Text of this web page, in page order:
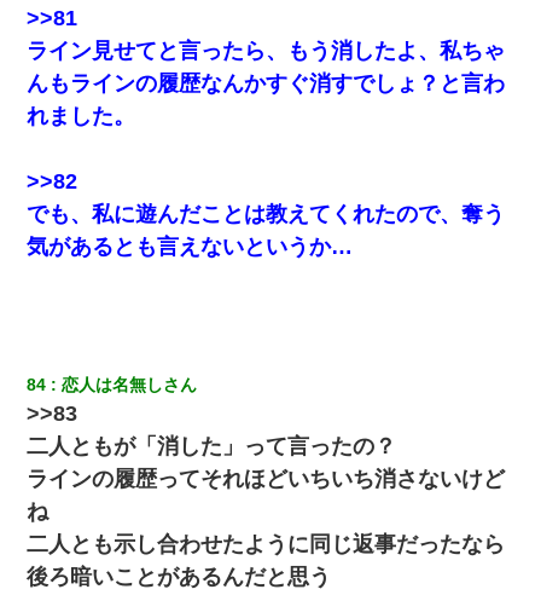
【悲報】姉と入浴中に大きくなってしまった結果ｗｗｗｗｗｗｗ
ｗ
私（23）冗談のつもりで上司（27）に胸を揉ませた結果・・・
妊娠中に「おいこのブタ女！てめー席譲れ！」と絡まれ腹を殴る
真似された。泣きながら夫に話すと一年後に…
ださい……」俺「いいよ！いくら？」女友達「10万円ぐら
い……」俺「ほい！10万！」→
13歳娘が元嫁のところから逃げてきた。どう扱ったらいいのかわ
からない
近所のお寺に住み込みで手伝いしてる知的障害のオッサンがい
た。ある日、オッサンが火かき棒を持って顔を真っ赤にしながら
走り回っていて…
>>81
ライン見せてと言ったら、もう消したよ、私ちゃ
んもラインの履歴なんかすぐ消すでしょ？と言わ
れました。
>>82
でも、私に遊んだことは教えてくれたので、奪う
気があるとも言えないというか…
84 恋人は名無しさん
>>83
二人ともが「消した」って言ったの？
ラインの履歴ってそれほどいちいち消さないけど
ね
二人とも示し合わせたように同じ返事だったなら
後ろ暗いことがあるんだと思う